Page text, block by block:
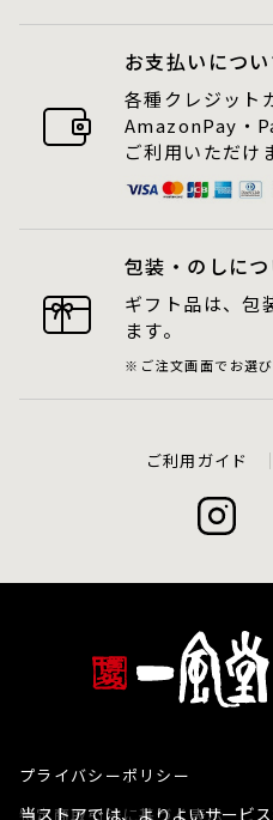
お支払いにつ
各種クレジット
AmazonPay・
ご利用いただけ
包装・のしに
ギフト品は、包
ます。
ご注文画面でお選び
ご利用ガイド
プライバシーポリシー
特定商取引法に基づく表示
当ストアでは、よりよいサービ